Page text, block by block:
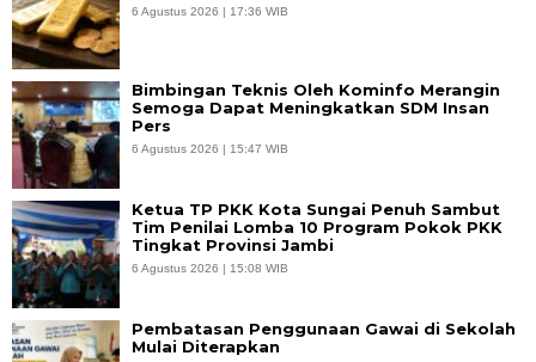
6 Agustus 2026 | 17:36 WIB
Bimbingan Teknis Oleh Kominfo Merangin
Semoga Dapat Meningkatkan SDM Insan
Pers
6 Agustus 2026 | 15:47 WIB
Ketua TP PKK Kota Sungai Penuh Sambut
Tim Penilai Lomba 10 Program Pokok PKK
Tingkat Provinsi Jambi
6 Agustus 2026 | 15:08 WIB
Pembatasan Penggunaan Gawai di Sekolah
Mulai Diterapkan